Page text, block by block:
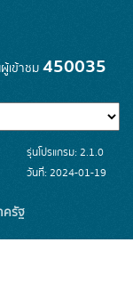
เข้าชม450035
ครัฐ
รุ่นโปรแกรม: 2.1.0
วันที่: 2024-01-19